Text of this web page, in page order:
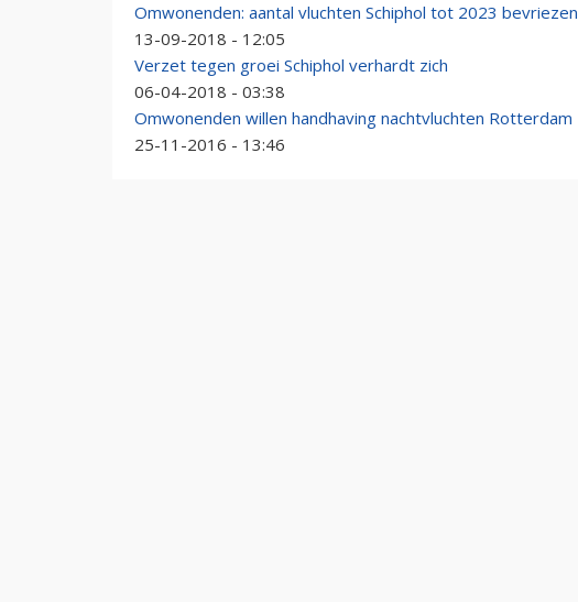
Omwonenden: aantal vluchten Schiphol tot 2023 bevriezen
13-09-2018 - 12:05
Verzet tegen groei Schiphol verhardt zich
06-04-2018 - 03:38
Omwonenden willen handhaving nachtvluchten Rotterdam
25-11-2016 - 13:46